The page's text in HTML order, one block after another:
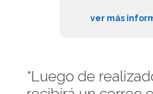
ver más
*Luego de